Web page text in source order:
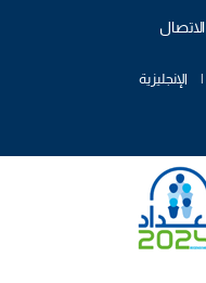
الاتصال
الإنجليزية